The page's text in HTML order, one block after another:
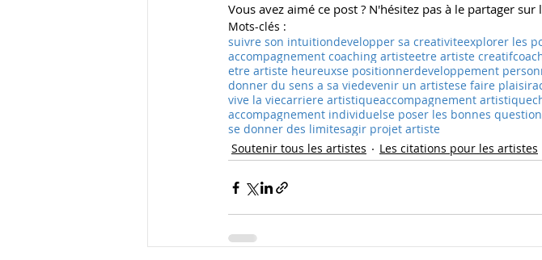
Vous avez aimé ce post ? N'hésitez pas à le partager sur
Mots-clés :
suivre son intuitiondevelopper sa creativiteexplorer les
accompagnement coaching artisteetre artiste creatif
etre artiste heureuxse positionnerdeveloppement
donner du sens a sa viedevenir un artistese faire plaisir
vive la viecarriere artistiqueaccompagnement artistique
accompagnement individuelse poser les bonnes
se donner des limitesagir projet artiste
Soutenir tous les artistes
Les citations pour les artistes